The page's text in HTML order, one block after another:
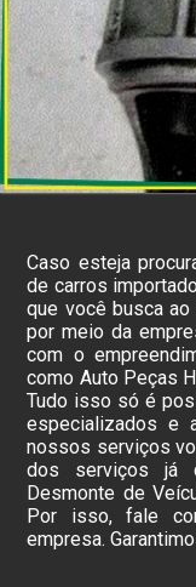
Caso esteja
de carros
que você busca
por meio da
com o
como Auto Peças
Tudo isso só é
especializados e
nossos serviços
dos serviços já
Desmonte de
Por isso, fale
empresa.